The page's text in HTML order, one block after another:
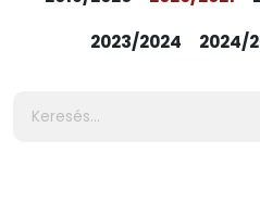
2023/2024
2024/